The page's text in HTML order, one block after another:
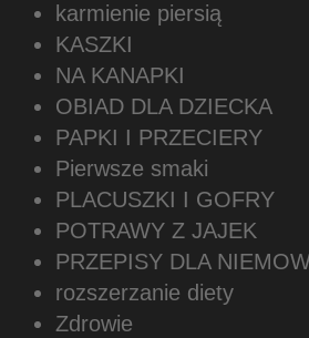
karmienie piersią
KASZKI
NA KANAPKI
OBIAD DLA DZIECKA
PAPKI I PRZECIERY
Pierwsze smaki
PLACUSZKI I GOFRY
POTRAWY Z JAJEK
PRZEPISY DLA
rozszerzanie diety
Zdrowie